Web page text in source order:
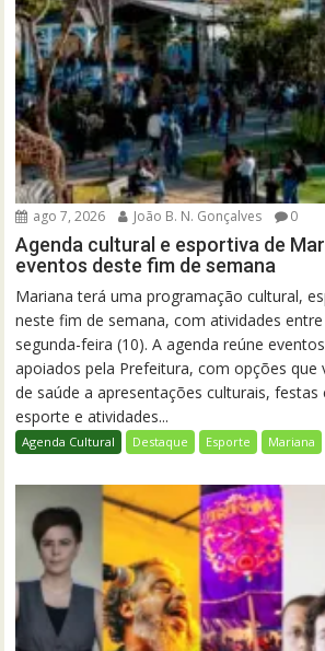
ago 7, 2026 João B. N. Gonçalves 0
Agenda cultural e esportiva de
eventos deste fim de semana
Mariana terá uma programação cultural,
neste fim de semana, com atividades
segunda-feira (10). A agenda reúne
apoiados pela Prefeitura, com opções que
de saúde a apresentações culturais, festas
esporte e atividades...
Agenda Cultural Destaque Esporte Mariana